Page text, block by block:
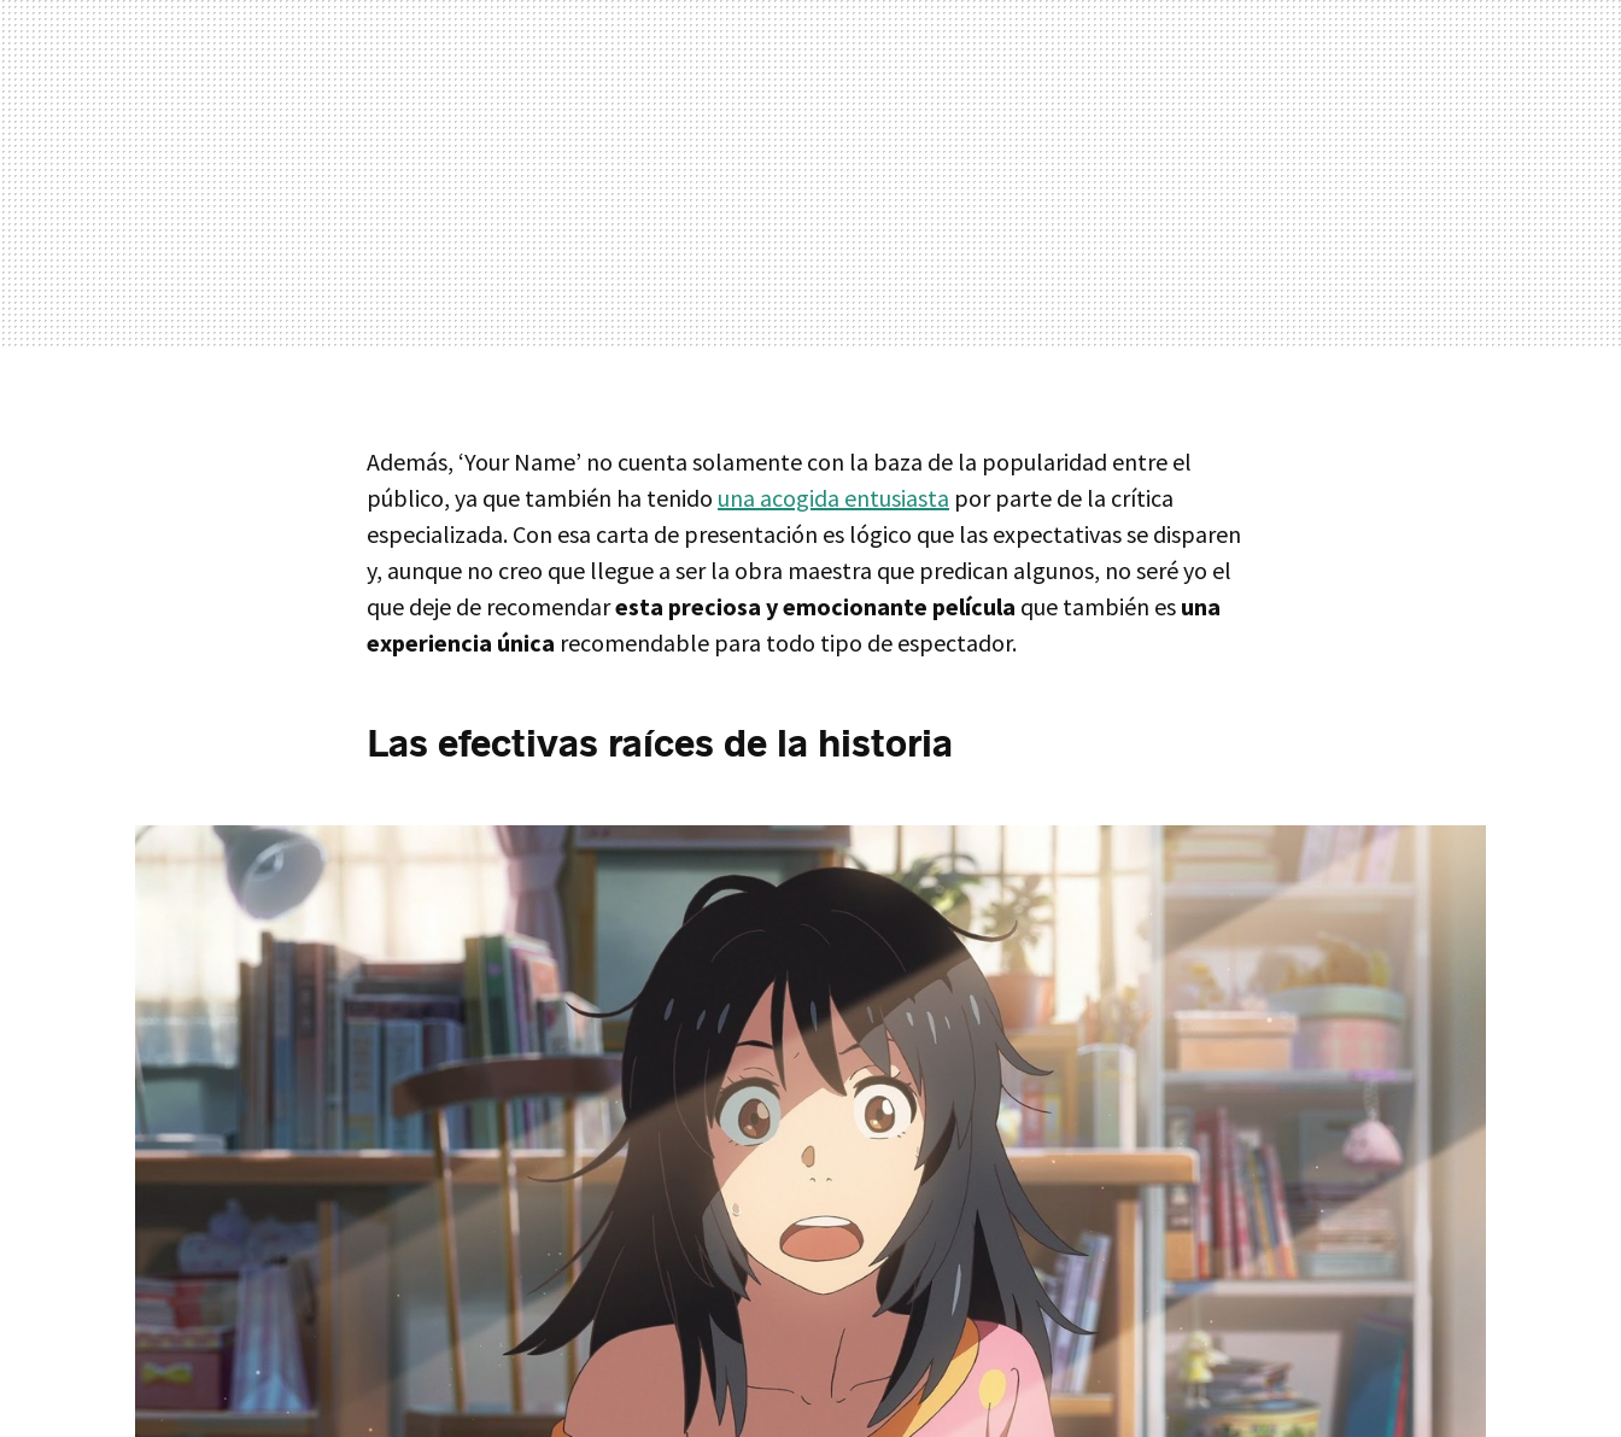
Además, ‘Your Name’ no cuenta solamente con la baza de la popularidad entre el
público, ya que también ha tenido una acogida entusiasta por parte de la crítica
especializada. Con esa carta de presentación es lógico que las expectativas se disparen
y, aunque no creo que llegue a ser la obra maestra que predican algunos, no seré yo el
que deje de recomendaresta preciosa y emocionante película que también es una
experiencia única recomendable para todo tipo de espectador.
Las efectivas raíces de la historia